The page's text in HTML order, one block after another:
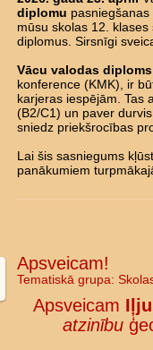
diplomu
mūsu skolas 12.
diplomus. Sirsnīgi
Vācu valodas
konference (KMK), ir
karjeras iespējām. Tas
(B2/C1) un paver
sniedz priekšrocības
Lai šis sasniegums
panākumiem
Apsveicam!
Tematiskā grupa:
Apsveicam
atzinību